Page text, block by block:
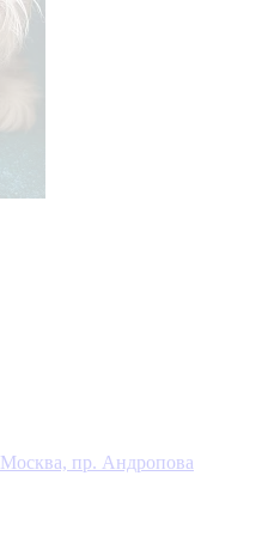
Москва, пр. Андропова